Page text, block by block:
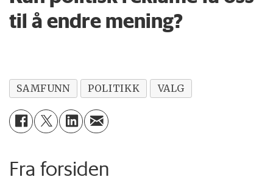
til å endre mening?
SAMFUNN POLITIKK VALG
Fra forsiden